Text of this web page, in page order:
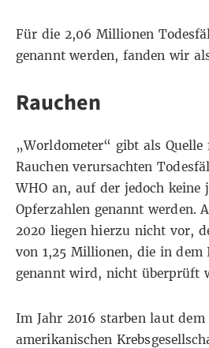
Für die 2,06 Millionen
genannt werden, fanden wir
Rauchen
„Worldometer“ gibt als
Rauchen verursachten
WHO an, auf der jedoch keine
Opferzahlen genannt werden.
2020 liegen hierzu nicht vor,
von 1,25 Millionen, die in
genannt wird, nicht überprüft
Im Jahr 2016 starben laut dem
amerikanischen